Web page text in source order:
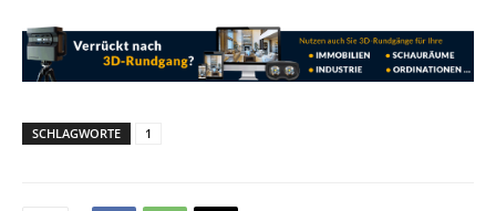
SCHLAGWORTE 1